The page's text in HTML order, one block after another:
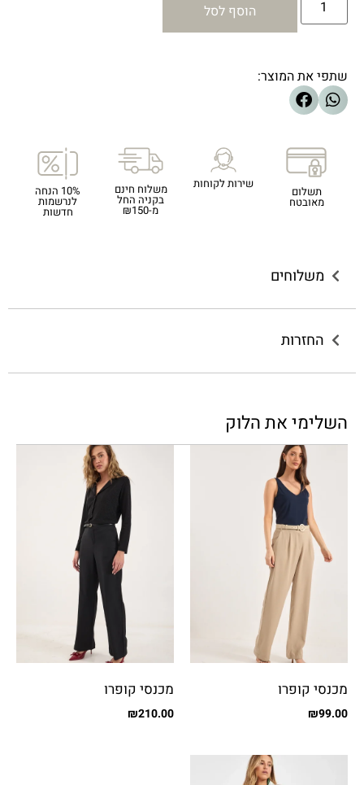
הוסף לסל
שתפי את המוצר:
תשלום
מאובטח
שירות לקוחות משלוח חינם
בקניה החל
מ-₪150
10% הנחה
לנרשמות
חדשות
משלוחים
החזרות
השלימי את הלוק
מכנסי קופרו
₪99.00
מכנסי קופרו
₪210.00